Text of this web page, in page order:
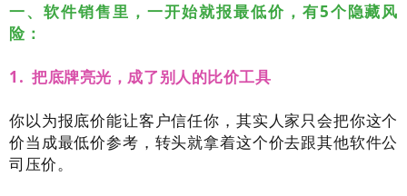
一、软件销售里，一开始就报最低价，有5个隐藏风
险：
1. 把底牌亮光，成了别人的比价工具
你以为报底价能让客户信任你，其实人家只会把你这个
价当成最低价参考，转头就拿着这个价去跟其他软件公
司压价。